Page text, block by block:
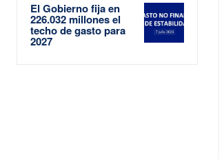
El Gobierno fija en
226.032 millones el
techo de gasto para
2027